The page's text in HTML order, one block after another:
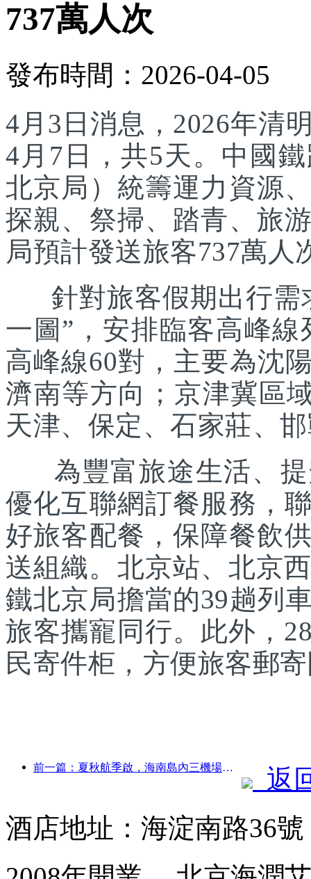
737萬人次
發布時間：2026-04-05
4月3日消息，2026年清
4月7日，共5天。中國
北京局）統籌運力資源
探親、祭掃、踏青、旅
局預計發送旅客737萬人
針對旅客假期出行需
一圖”，安排臨客高峰
高峰線60對，主要為沈
濟南等方向；京津冀區
天津、保定、石家莊、
為豐富旅途生活、提
優化互聯網訂餐服務，
好旅客配餐，保障餐飲
送組織。北京站、北京
鐵北京局擔當的39趟列
旅客攜寵同行。此外，
民寄件柜，方便旅客郵
前一篇：夏秋航季啟，海南島內三機場新增41個通航點
返
酒店地址：海淀南路36